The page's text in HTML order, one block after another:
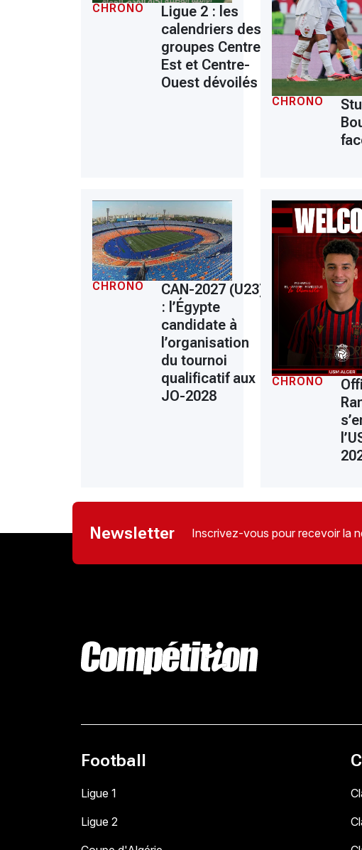
CHRONO
Ligue 2 : les
calendriers des
groupes Centre-
Est et Centre-
Ouest dévoilés
CHRONO
CHRONO
CAN-2027 (U23)
: l’Égypte
candidate à
l’organisation
du tournoi
qualificatif aux
JO-2028
CHRONO
Newsletter Inscrivez-vous pour recevoir la
Football
Ligue 1
Ligue 2